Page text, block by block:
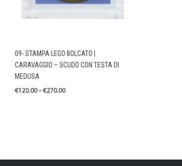
09- STAMPA LEGO BOLCATO |
CARAVAGGIO – SCUDO CON TESTA DI
MEDUSA
€120.00–€270.00